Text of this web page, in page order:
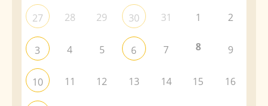
27 28 29 30 31 1 2
3 4 5 6 7 8 9
10 11 12 13 14 15 16